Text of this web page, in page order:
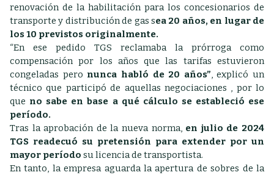
renovación de la habilitación para los concesionarios de
transporte y distribución de gas sea 20 años, en lugar de
los 10 previstos originalmente.
“En ese pedido TGS reclamaba la prórroga como
compensación por los años que las tarifas estuvieron
congeladas pero nunca habló de 20 años”, explicó un
técnico que participó de aquellas negociaciones , por lo
que no sabe en base a qué cálculo se estableció ese
período.
Tras la aprobación de la nueva norma, en julio de 2024
TGS readecuó su pretensión para extender por un
mayor período su licencia de transportista.
En tanto, la empresa aguarda la apertura de sobres de la